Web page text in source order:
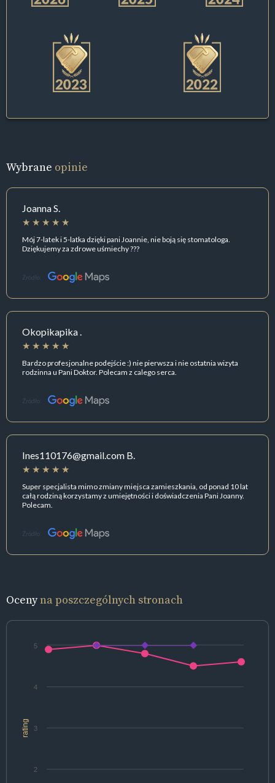
Wybrane opinie
Joanna S.
Mój 7-latek i 5-latka dzięki pani Joannie, nie boją się stomatologa.
Dziękujemy za zdrowe uśmiechy ???
Źródło:
Okopikapika .
Bardzo profesjonalne podejście :) nie pierwsza i nie ostatnia wizyta
rodzinna u Pani Doktor. Polecam z calego serca.
Źródło:
Ines110176@gmail.com B.
Super specjalista mimo zmiany miejsca zamieszkania, od ponad 10 lat
całą rodziną korzystamy z umiejętności i doświadczenia Pani Joanny.
Polecam.
Źródło:
Ocenyna poszczególnych stronach
rating
2
3
4
5